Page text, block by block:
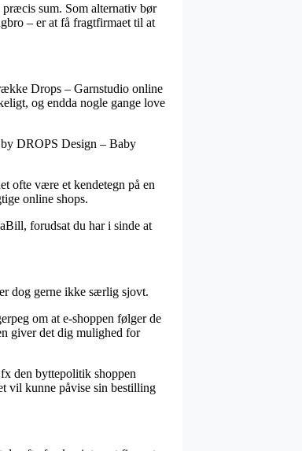
sum. Som alternativ bør
– er at få fragtfirmaet til at
Drops – Garnstudio online
og endda nogle gange love
DROPS Design – Baby
ofte være et kendetegn på en
online shops.
forudsat du har i sinde at
dog gerne ikke særlig sjovt.
om at e-shoppen følger de
giver det dig mulighed for
den byttepolitik shoppen
vil kunne påvise sin bestilling